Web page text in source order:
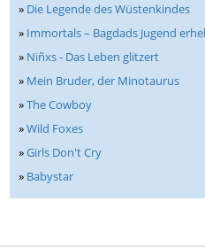
» Die Legende des Wüstenkindes
» Immortals – Bagdads Jugend
» Niñxs - Das Leben glitzert
» Mein Bruder, der Minotaurus
»The Cowboy
»Wild Foxes
»Girls Don't Cry
» Babystar